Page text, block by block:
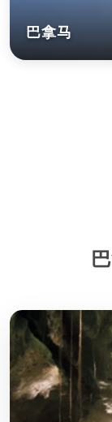
巴拿马